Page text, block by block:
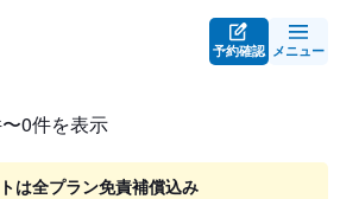
予約確認 メニュー
0件を表示
は全プラン免責補償込み